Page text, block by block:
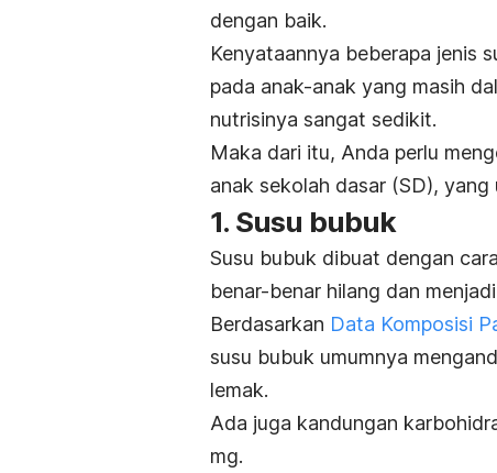
dengan baik.
Kenyataannya beberapa jenis
pada anak-anak yang masih
nutrisinya sangat sedikit.
Maka dari itu, Anda perlu
anak sekolah dasar (SD),
1. Susu bubuk
Susu bubuk dibuat dengan
benar-benar hilang dan
Berdasarkan Data Komposisi
susu bubuk umumnya
lemak.
Ada juga kandungan
mg.